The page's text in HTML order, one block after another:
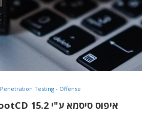
Penetration Testing - Offense
איפוס סיסמא ע"י Hiren’s BootCD 15.2